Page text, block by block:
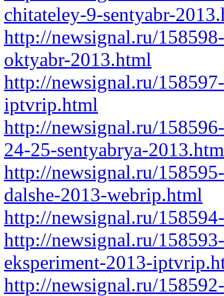
chitateley-9-sentyabr-
http://newsignal.ru/
oktyabr-2013.html
http://newsignal.ru/
iptvrip.html
http://newsignal.ru/
24-25-sentyabrya-
http://newsignal.ru/
dalshe-2013-webrip.html
http://newsignal.ru/
http://newsignal.ru/
eksperiment-2013-
http://newsignal.ru/